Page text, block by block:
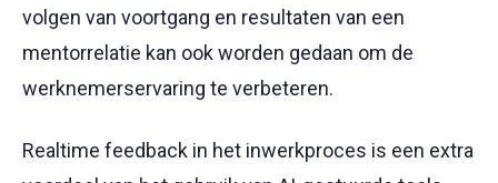
volgen van voortgang en resultaten van een
mentorrelatie kan ook worden gedaan om de
werknemerservaring te verbeteren.
Realtime feedback in het inwerkproces is een extra